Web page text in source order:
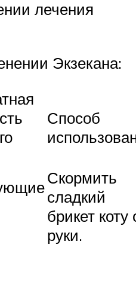
лечения
Экзекана:
Способ
Скормить
сладкий
брикет коту
руки.